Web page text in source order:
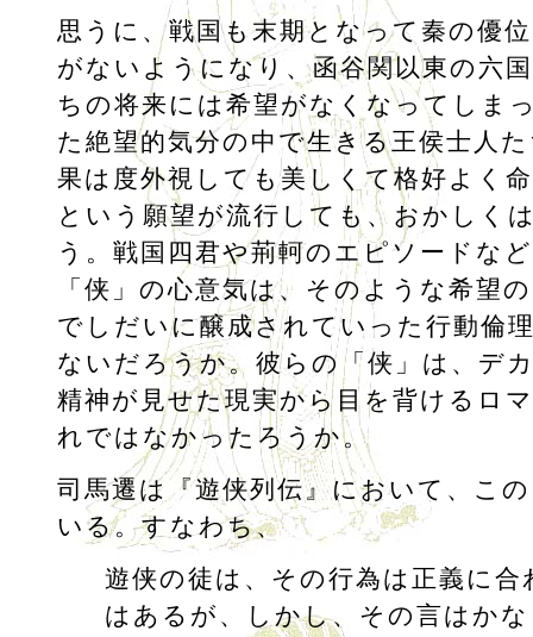
思うに、戦国も末期となって秦の優
がないようになり、函谷関以東の六
ちの将来には希望がなくなってしま
た絶望的気分の中で生きる王侯士人
果は度外視しても美しくて格好よく
という願望が流行しても、おかしく
う。戦国四君や荊軻のエピソードな
「侠」の心意気は、そのような希望
でしだいに醸成されていった行動倫
ないだろうか。彼らの「侠」は、デ
精神が見せた現実から目を背けるロ
れではなかったろうか。
司馬遷は『遊侠列伝』において、こ
いる。すなわち、
遊侠の徒は、その行為は正義に合
はあるが、しかし、その言はか